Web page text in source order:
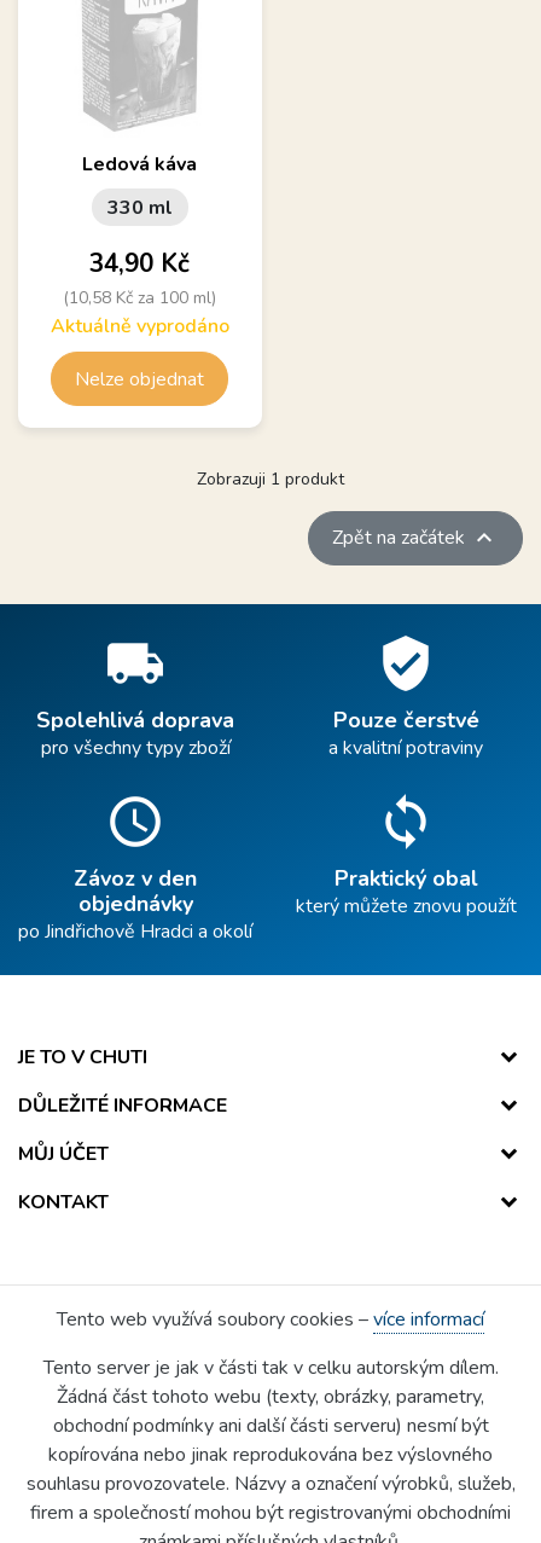
Ledová káva
330 ml
Cena
34,90 Kč
(10,58 Kč za 100 ml)
Aktuálně vyprodáno
Nelze objednat
Zobrazuji 1 produkt
Zpět na začátek 
local_shipping
Spolehlivá doprava
pro všechny typy zboží
verified_user
Pouze čerstvé
a kvalitní potraviny
schedule
Závoz v den
objednávky
po Jindřichově Hradci a okolí
sync
Praktický obal
který můžete znovu použít
JE TO V CHUTI
DŮLEŽITÉ INFORMACE
MŮJ ÚČET
KONTAKT
Tento web využívá soubory cookies –více informací
Tento server je jak v části tak v celku autorským dílem.
Žádná část tohoto webu (texty, obrázky, parametry,
obchodní podmínky ani další části serveru) nesmí být
kopírována nebo jinak reprodukována bez výslovného
souhlasu provozovatele. Názvy a označení výrobků, služeb,
firem a společností mohou být registrovanými obchodními